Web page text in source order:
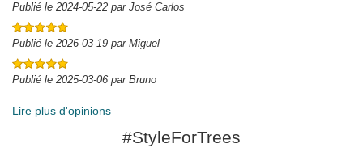
Publié le 2024-05-22 par José Carlos
Publié le 2026-03-19 par Miguel
Publié le 2025-03-06 par Bruno
Lire plus d'opinions
#StyleForTrees